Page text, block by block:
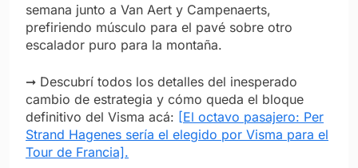
semana junto a Van Aert y Campenaerts,
prefiriendo músculo para el pavé sobre otro
escalador puro para la montaña.
➞ Descubrí todos los detalles del inesperado
cambio de estrategia y cómo queda el bloque
definitivo del Visma acá: [El octavo pasajero: Per
Strand Hagenes sería el elegido por Visma para el
Tour de Francia].